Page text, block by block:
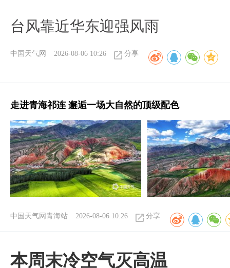
台风靠近华东迎强风雨
中国天气网 2026-08-06 10:26 分享
走进青海祁连 邂逅一场大自然的顶级配色
中国天气网青海站 2026-08-06 10:26 分享
本周末冷空气灭高温